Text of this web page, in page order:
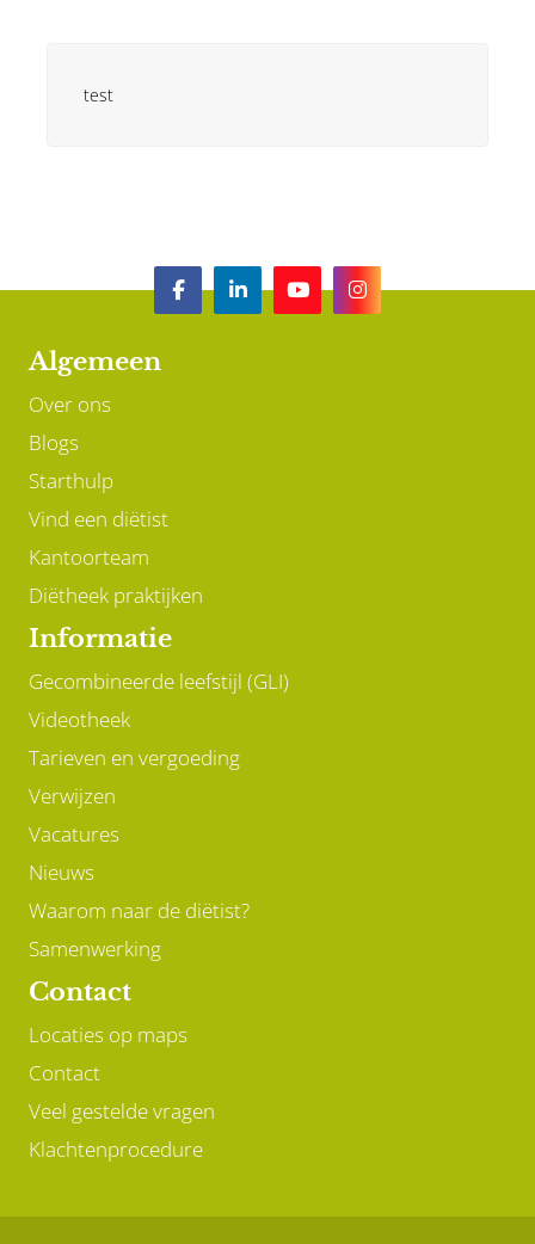
test
Algemeen
Over ons
Blogs
Starthulp
Vind een diëtist
Kantoorteam
Diëtheek praktijken
Informatie
Gecombineerde leefstijl (GLI)
Videotheek
Tarieven en vergoeding
Verwijzen
Vacatures
Nieuws
Waarom naar de diëtist?
Samenwerking
Contact
Locaties op maps
Contact
Veel gestelde vragen
Klachtenprocedure